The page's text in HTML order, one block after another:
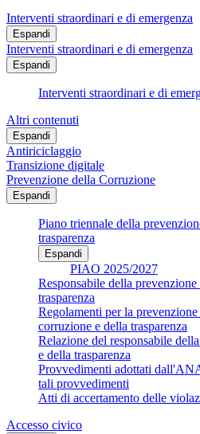
Interventi straordinari e di emergenza
Espandi
Interventi straordinari e di emergenza
Espandi
Interventi straordinari e di
Altri contenuti
Espandi
Antiriciclaggio
Transizione digitale
Prevenzione della Corruzione
Espandi
Piano triennale della
trasparenza
Espandi
PIAO 2025/2027
Responsabile della
trasparenza
Regolamenti per la
corruzione e della trasparenza
Relazione del responsabile
e della trasparenza
Provvedimenti adottati
tali provvedimenti
Atti di accertamento delle
Accesso civico